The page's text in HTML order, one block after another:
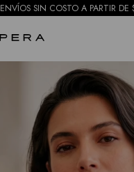
ENVÍOS SIN COSTO A PARTIR
NOTIFICARME